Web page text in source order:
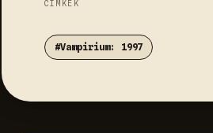
CÍMKÉK
#Vampirium: 1997